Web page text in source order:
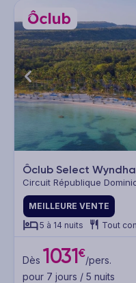
Ôclub Select
Circuit République
MEILLEURE VENTE
5 à 14 nuits
Tout
Dès 1031€/pers.
pour 7 jours / 5 nuits